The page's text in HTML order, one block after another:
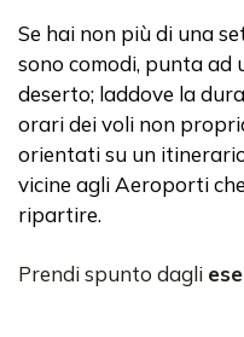
Se hai non più di una
sono comodi, punta
deserto; laddove la
orari dei voli non
orientati su un
vicine agli Aeroporti
ripartire.
Prendi spunto dagli